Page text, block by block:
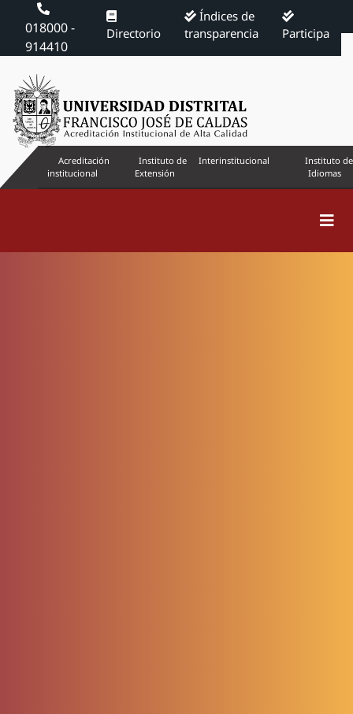
018000 -
914410
Directorio
Índices de
transparencia
Participa
Acreditación
institucional
Instituto de
Extensión
Interinstitucional
Instituto de
Idiomas